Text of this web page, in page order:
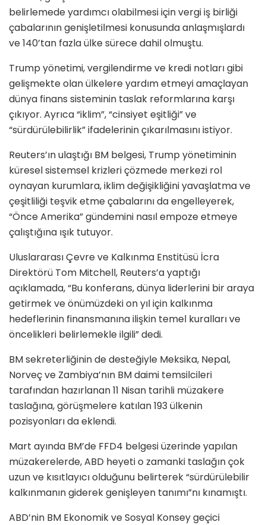
belirlemede yardımcı olabilmesi için vergi iş birliği
çabalarının genişletilmesi konusunda anlaşmışlardı
ve 140’tan fazla ülke sürece dahil olmuştu.
Trump yönetimi, vergilendirme ve kredi notları gibi
gelişmekte olan ülkelere yardım etmeyi amaçlayan
dünya finans sisteminin taslak reformlarına karşı
çıkıyor. Ayrıca “iklim”, “cinsiyet eşitliği” ve
“sürdürülebilirlik” ifadelerinin çıkarılmasını istiyor.
Reuters’ın ulaştığı BM belgesi, Trump yönetiminin
küresel sistemsel krizleri çözmede merkezi rol
oynayan kurumlara, iklim değişikliğini yavaşlatma ve
çeşitliliği teşvik etme çabalarını da engelleyerek,
“Önce Amerika” gündemini nasıl empoze etmeye
çalıştığına ışık tutuyor.
Uluslararası Çevre ve Kalkınma Enstitüsü İcra
Direktörü Tom Mitchell, Reuters’a yaptığı
açıklamada, “Bu konferans, dünya liderlerini bir araya
getirmek ve önümüzdeki on yıl için kalkınma
hedeflerinin finansmanına ilişkin temel kuralları ve
öncelikleri belirlemekle ilgili” dedi.
BM sekreterliğinin de desteğiyle Meksika, Nepal,
Norveç ve Zambiya’nın BM daimi temsilcileri
tarafından hazırlanan 11 Nisan tarihli müzakere
taslağına, görüşmelere katılan 193 ülkenin
pozisyonları da eklendi.
Mart ayında BM’de FFD4 belgesi üzerinde yapılan
müzakerelerde, ABD heyeti o zamanki taslağın çok
uzun ve kısıtlayıcı olduğunu belirterek “sürdürülebilir
kalkınmanın giderek genişleyen tanımı”nı kınamıştı.
ABD’nin BM Ekonomik ve Sosyal Konsey geçici